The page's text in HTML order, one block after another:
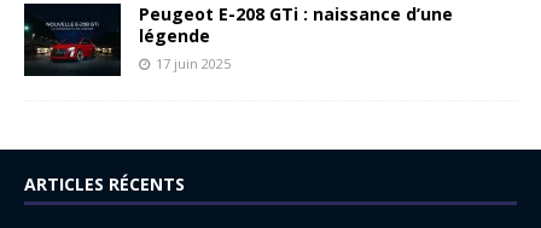
Peugeot E-208 GTi : naissance d’une
légende
17 juin 2025
ARTICLES RÉCENTS